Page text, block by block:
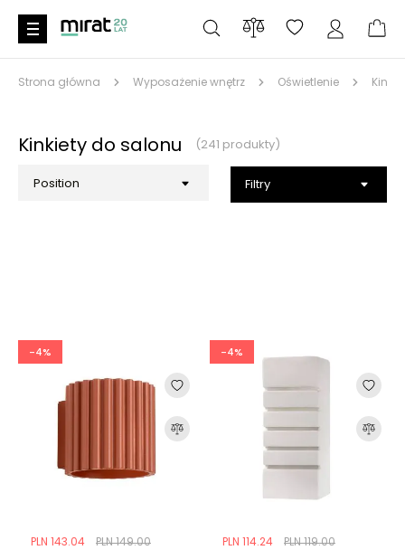
Strona główna Wyposażenie wnętrz Oświetlenie
Kinkiety do salonu (241 produkty)
Filtry
-4%
PLN 149.00
PLN 143.04
-4%
PLN 119.00
PLN 114.24